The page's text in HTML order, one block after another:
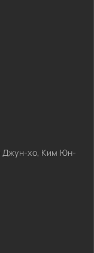
Джун-хо, Ким Юн-